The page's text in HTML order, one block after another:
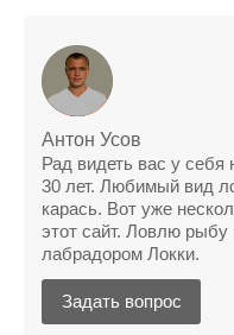
полной
Поймал всего
"удачный"
Сегодняшний
успешно
Прогноз клева
неделю
Антон Усов
Рад видеть вас у
30 лет. Любимый вид
карась. Вот уже
этот сайт. Ловлю
лабрадором Локки.
Задать вопрос